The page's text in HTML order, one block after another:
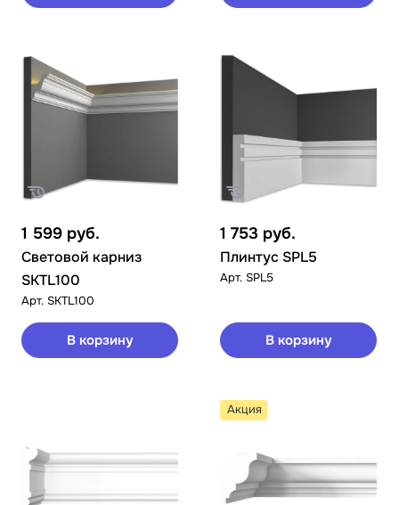
1 599 руб.
Световой карниз
SKTL100
Арт. SKTL100
В корзину
1 753 руб.
Плинтус SPL5
Арт. SPL5
В корзину
Акция